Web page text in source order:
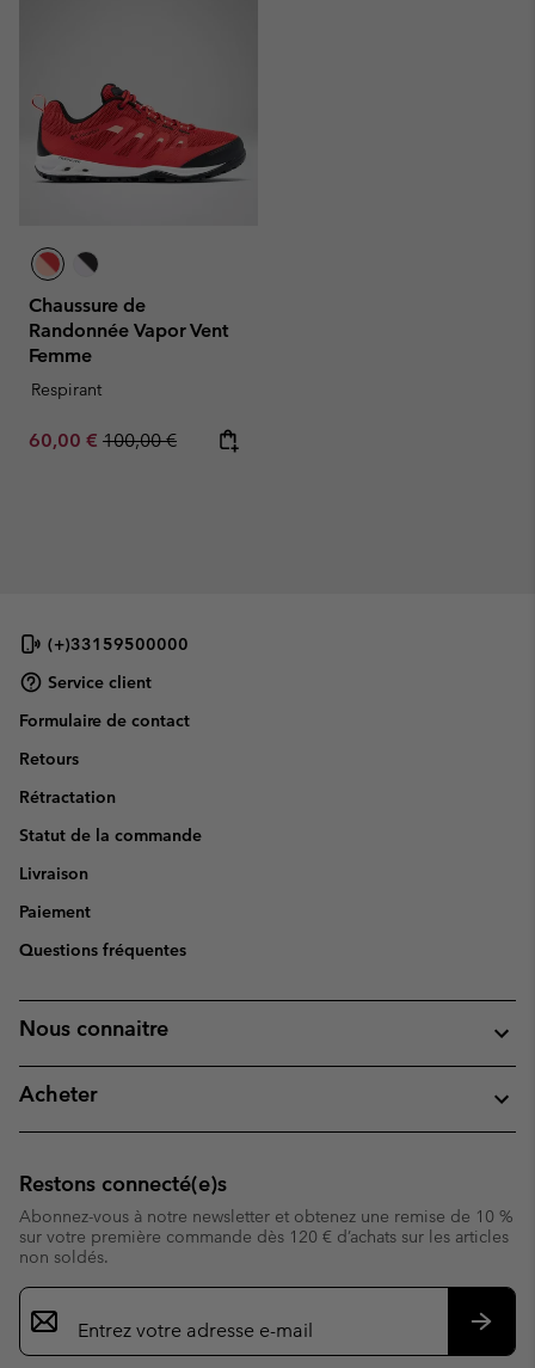
Chaussure de
Randonnée Vapor Vent
Femme
Respirant
Sale price:
60,00 € Regular price:
100,00 €
(+)33159500000
Service client
Formulaire de contact
Retours
Rétractation
Statut de la commande
Livraison
Paiement
Questions fréquentes
Nous connaitre
Acheter
Restons connecté(e)s
Abonnez-vous à notre newsletter et obtenez une remise de 10 %
sur votre première commande dès 120 € d’achats sur les articles
non soldés.
Inscription
par
e-